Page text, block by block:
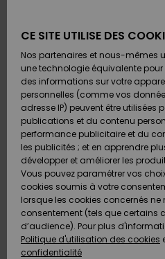
& Tongs
Surf
Snow
& Tongs
Surf
Snow
FEMME
A
Découvrir
Snow
SURF
Surf
Shop
Enfant
Highlights
SNOW
Snow
Shop
Enfant
Snow
Shop
Femme
A
Découvrir
OUTLET
Enfant
Outlet
Femme
AIDE &
CONTACT
Retours
Paiement
Carte
Cadeau
Quiksilver
Freedom
Protection
des
MAGASINS
CE SITE UTILISE DES
Nos partenaires et nous-mêmes
une technologie équivalente
des informations sur votre
personnelles (comme vos
adresse IP) peuvent être utilisées
publications et du contenu
performance publicitaire et du
les publicités ; et en apprendre
développer et améliorer les
Vous pouvez paramétrer vos
cookies soumis à votre
lorsque les cookies concernés ne
consentement (tels que certains
d’audience). Pour plus
Politique d'utilisation des cookies
confidentialité